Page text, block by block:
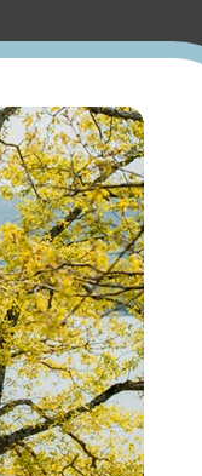
105
78300
01 39 65